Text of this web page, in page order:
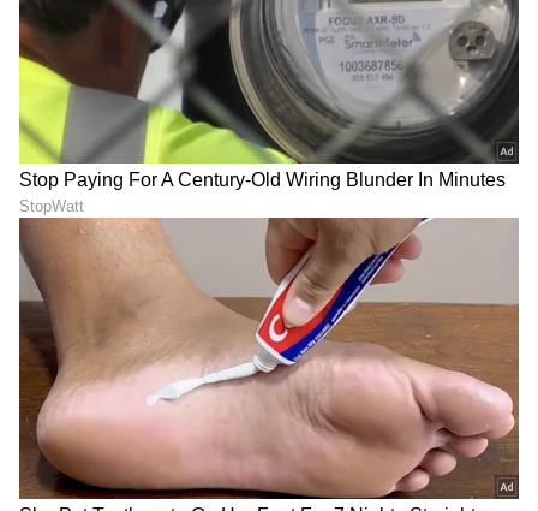
LATEST VIDEOS
ಆರೋಗ್ಯ , ಸೌಂದರ್ಯ, ಫಿಟ್‌ನೆಸ್,ಕಿಚನ್ ಟಿಪ್ಸ್‌
ಸಂಬಂಧ,ಫ್ಯಾಷನ್,ರೆಸಿಪಿಅಪ್ಡೇಟ್‌ಗಳಿಗಾಗಿ
ಏಷ್ಯಾನೆಟ್ ಸುವರ್ಣ ನ್ಯೂಸ್‌ ಫಾಲೋ ಮಾಡಿ.
ಸಂಪೂರ್ಣ ಮಾಹಿತಿ ಒಂದೇ ಕ್ಲಿಕ್‌ನಲ್ಲಿ ಲಭ್ಯ. ಏಷ್ಯಾನೆಟ್
ಸುವರ್ಣ ನ್ಯೂಸ್ ಅಧಿಕೃತ ಆ್ಯಪ್ ಡೌನ್‌ಲೋಡ್ ಮಾಡಿ
ಹಾಗು ಎಲ್ಲಾ ಅಪ್‌ಡೇಟ್ ಗಳನ್ನು ಪಡೆಯಿರಿ.